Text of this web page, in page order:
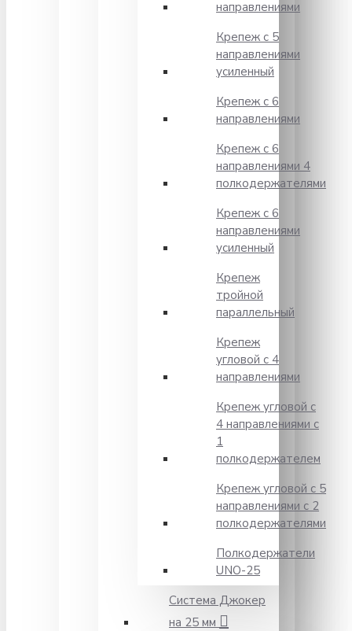
направлениями
Крепеж с 5
направлениями
усиленный
Крепеж с 6
направлениями
Крепеж с 6
направлениями 4
полкодержателями
Крепеж с 6
направлениями
усиленный
Крепеж
тройной
параллельный
Крепеж
угловой с 4
направлениями
Крепеж угловой с
4 направлениями с
1
полкодержателем
Крепеж угловой с 5
направлениями с 2
полкодержателями
Полкодержатели
UNO-25
Система Джокер
на 25 мм